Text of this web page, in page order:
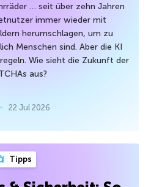
… seit über zehn Jahren
immer wieder mit
herumschlagen, um zu
Menschen sind. Aber die KI
Wie sieht die Zukunft der
aus?
22 Jul 2026
Tipps